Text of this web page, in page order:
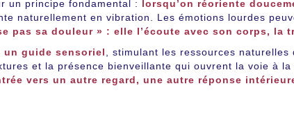
un principe fondamental : lorsqu’on réoriente
naturellement en vibration. Les émotions lourdes
pas sa douleur » : elle l’écoute avec son corps, la
un guide sensoriel
, stimulant les ressources
et la présence bienveillante qui ouvrent la voie à la
vers un autre regard, une autre réponse